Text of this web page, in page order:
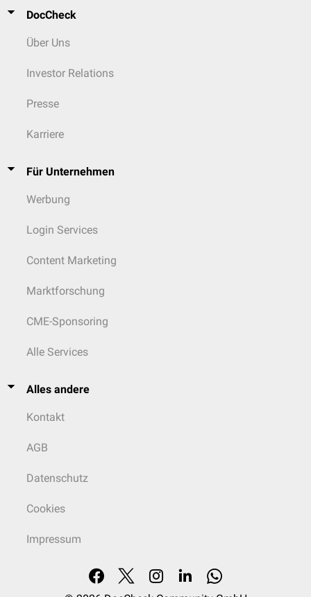
DocCheck
Über Uns
Investor Relations
Presse
Karriere
Für Unternehmen
Werbung
Login Services
Content Marketing
Marktforschung
CME-Sponsoring
Alle Services
Alles andere
Kontakt
AGB
Datenschutz
Cookies
Impressum